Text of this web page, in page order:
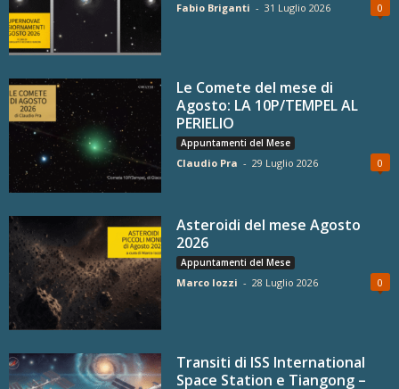
Fabio Briganti - 31 Luglio 2026 0
Le Comete del mese di
Agosto: LA 10P/TEMPEL AL
PERIELIO
Appuntamenti del Mese
Claudio Pra - 29 Luglio 2026 0
Asteroidi del mese Agosto
2026
Appuntamenti del Mese
Marco Iozzi - 28 Luglio 2026 0
Transiti di ISS International
Space Station e Tiangong –